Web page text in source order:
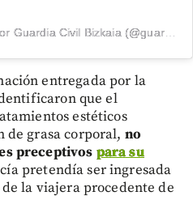
Una publicación compartida por Guardia Civil Bizkaia (@guardiacivilbizkaia)
entregada por la
que el
estéticos
de grasa corporal, no
preceptivos para su
pretendía ser ingresada
la viajera procedente de